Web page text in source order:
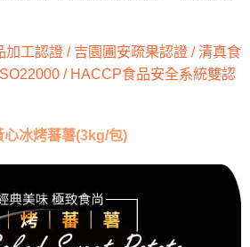
提供個人資料，並將交易相關給付款項請求債
得法定代理人或監護人之同意方可使用
同意申辦者引起之損失，本公司不負相關責
若仍有額度不足之情形，本公司將視審查結果
使用他人資訊註冊。若發現惡意使用之情形，
工認證 / 吉園圃安疏果認證 / 清真食
/ HACCP食品安全系統雙認
心冰烤蕃薯(3kg/包)